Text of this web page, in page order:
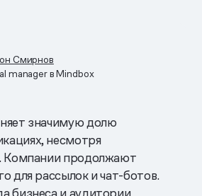
Смирнов
manager в Mindbox
значимую долю
несмотря
Компании продолжают
для рассылок и чат-ботов.
бизнеса и аудитории